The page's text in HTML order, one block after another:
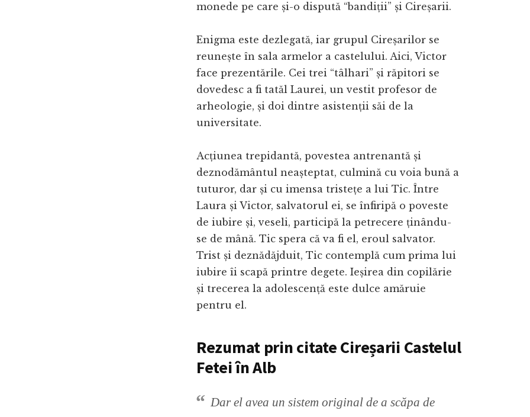
monede pe care și-o dispută “bandiții” și Cireșarii.
Enigma este dezlegată, iar grupul Cireșarilor se
reunește în sala armelor a castelului. Aici, Victor
face prezentările. Cei trei “tâlhari” și răpitori se
dovedesc a fi tatăl Laurei, un vestit profesor de
arheologie, și doi dintre asistenții săi de la
universitate.
Acțiunea trepidantă, povestea antrenantă și
deznodământul neașteptat, culmină cu voia bună a
tuturor, dar și cu imensa tristețe a lui Tic. Între
Laura și Victor, salvatorul ei, se înfiripă o poveste
de iubire și, veseli, participă la petrecere ținându-
se de mână. Tic spera că va fi el, eroul salvator.
Trist și deznădăjduit, Tic contemplă cum prima lui
iubire îi scapă printre degete. Ieșirea din copilărie
și trecerea la adolescență este dulce amăruie
pentru el.
Rezumat prin citate Cireșarii Castelul
Fetei în Alb
Dar el avea un sistem original de a scăpa de